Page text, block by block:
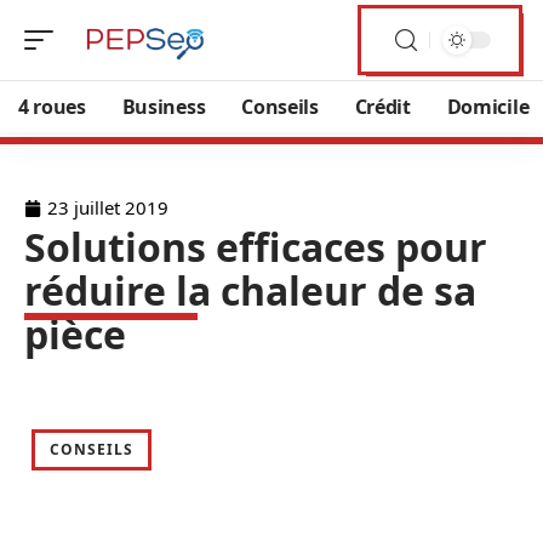
4 roues Business Conseils Crédit Domicile
23 juillet 2019
Solutions efficaces pour
réduire la chaleur de sa
pièce
CONSEILS